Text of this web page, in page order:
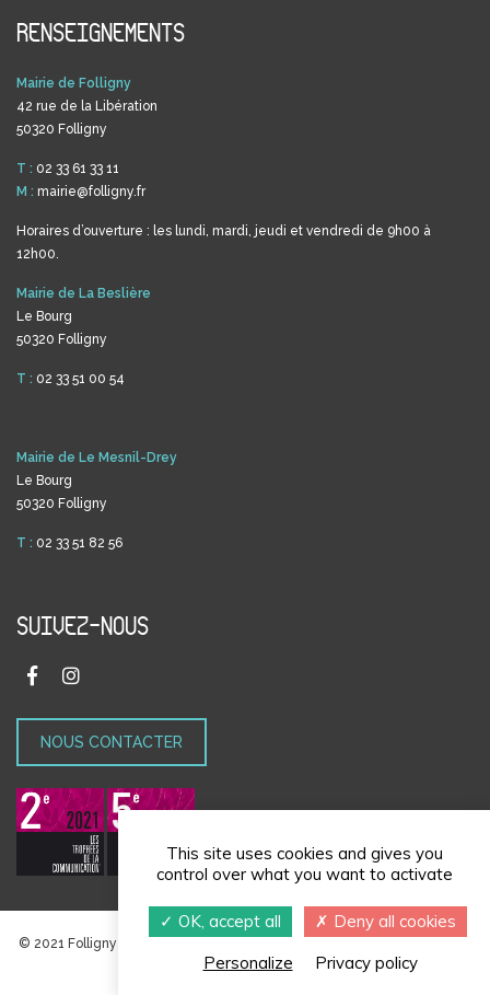
RENSEIGNEMENTS
Mairie de Folligny
42 rue de la Libération
50320 Folligny
T : 02 33 61 33 11
M : mairie@folligny.fr
Horaires d’ouverture : les lundi, mardi, jeudi et vendredi de 9h00 à
12h00.
Mairie de La Beslière
Le Bourg
50320 Folligny
T : 02 33 51 00 54
Mairie de Le Mesnil-Drey
Le Bourg
50320 Folligny
T : 02 33 51 82 56
SUIVEZ-NOUS
NOUS CONTACTER
© 2021 Folligny | Réalisé par
des cookies
This site uses cookies and gives you
control over what you want to activate
OK, accept all
Deny all cookies
Personalize
Privacy policy